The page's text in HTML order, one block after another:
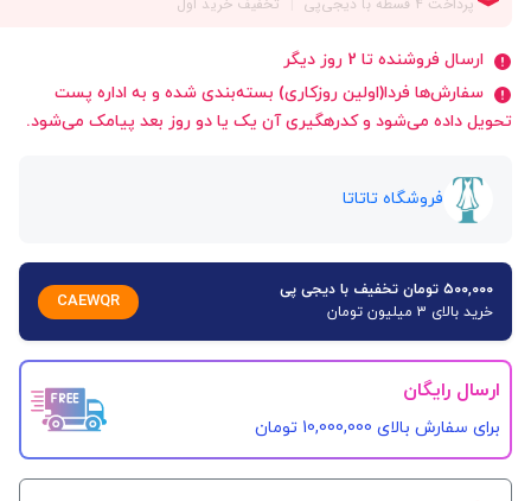
ارسال فروشنده تا 2 روز دیگر
سفارش‌ها فردا(اولین روزکاری) بسته‌بندی شده و به اداره پست
تحویل داده می‌شود و کدرهگیری آن یک یا دو روز بعد پیامک می‌شود.
فروشگاه تاتاتا
۵۰۰,۰۰۰ تومان تخفیف با دیجی پی
خرید بالای 3 میلیون تومان
CAEWQR
ارسال رایگان
برای سفارش‌ بالای 10,000,000 تومان